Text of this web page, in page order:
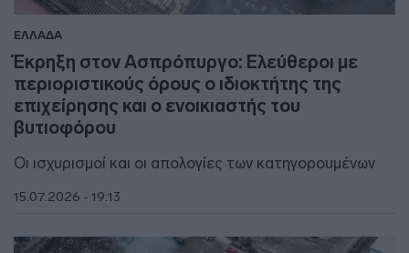
ΕΛΛΑΔΑ
Έκρηξη στον Ασπρόπυργο: Ελεύθεροι με
περιοριστικούς όρους ο ιδιοκτήτης της
επιχείρησης και ο ενοικιαστής του
βυτιοφόρου
Οι ισχυρισμοί και οι απολογίες των κατηγορουμένων
15.07.2026 - 19:13